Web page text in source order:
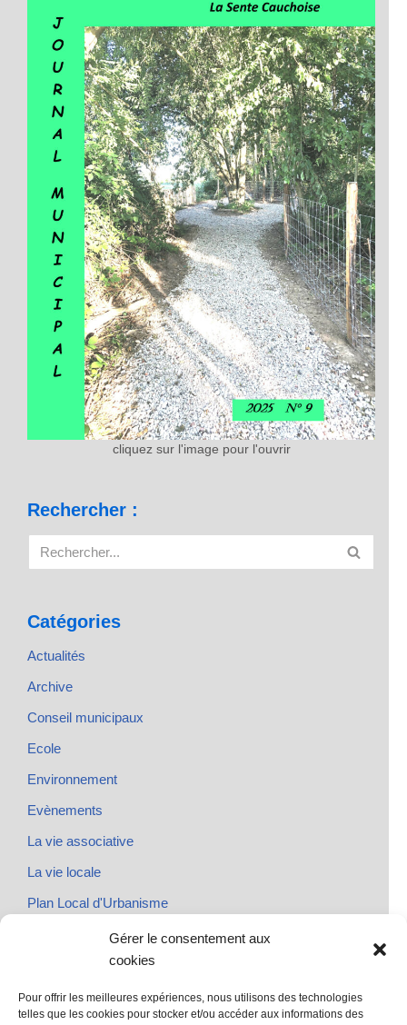
Gérer le consentement aux
cookies
Pour offrir les meilleures expériences, nous utilisons des technologies
telles que les cookies pour stocker et/ou accéder aux informations des
cliquez sur l'image pour l'ouvrir
Rechercher :
Catégories
Actualités
Archive
Conseil municipaux
Ecole
Environnement
Evènements
La vie associative
La vie locale
Plan Local d'Urbanisme